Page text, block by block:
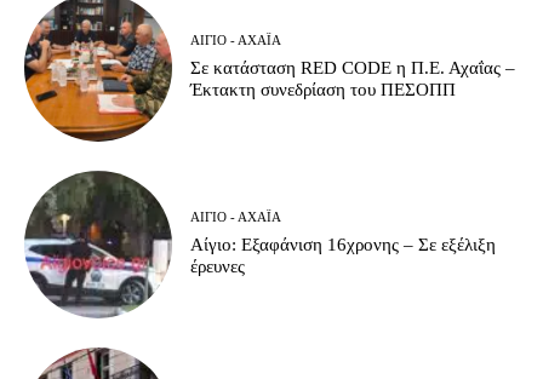
ΑΊΓΙΟ - ΑΧΑΪ́Α
Σε κατάσταση RED CODE η Π.Ε. Αχαΐας –
Έκτακτη συνεδρίαση του ΠΕΣΟΠΠ
ΑΊΓΙΟ - ΑΧΑΪ́Α
Αίγιο: Εξαφάνιση 16χρονης – Σε εξέλιξη
έρευνες